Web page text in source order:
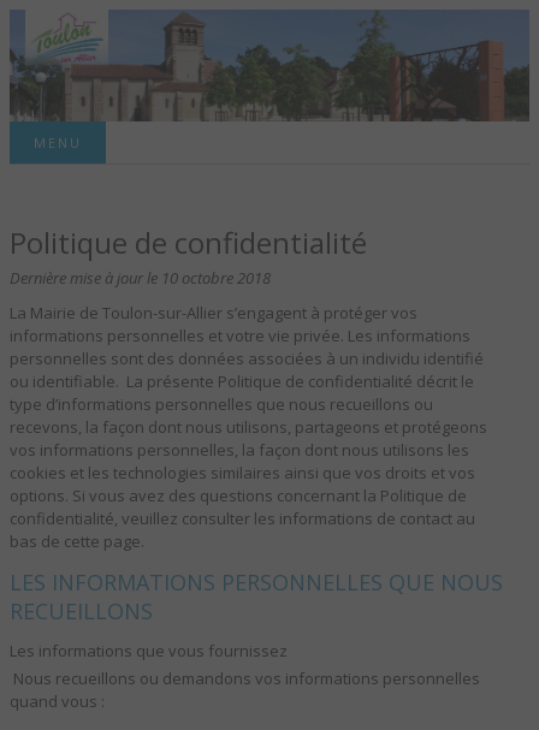
TOULON-SUR-
ALLIER – SITE
OFFICIEL DE LA
COMMUNE
MENU
Politique de confidentialité
Dernière mise à jour le 10 octobre 2018
La Mairie de Toulon-sur-Allier s’engagent à protéger vos
informations personnelles et votre vie privée. Les informations
personnelles sont des données associées à un individu identifié
ou identifiable. La présente Politique de confidentialité décrit le
type d’informations personnelles que nous recueillons ou
recevons, la façon dont nous utilisons, partageons et protégeons
vos informations personnelles, la façon dont nous utilisons les
cookies et les technologies similaires ainsi que vos droits et vos
options. Si vous avez des questions concernant la Politique de
confidentialité, veuillez consulter les informations de contact au
bas de cette page.
LES INFORMATIONS PERSONNELLES QUE NOUS
RECUEILLONS
Les informations que vous fournissez
Nous recueillons ou demandons vos informations personnelles
quand vous :